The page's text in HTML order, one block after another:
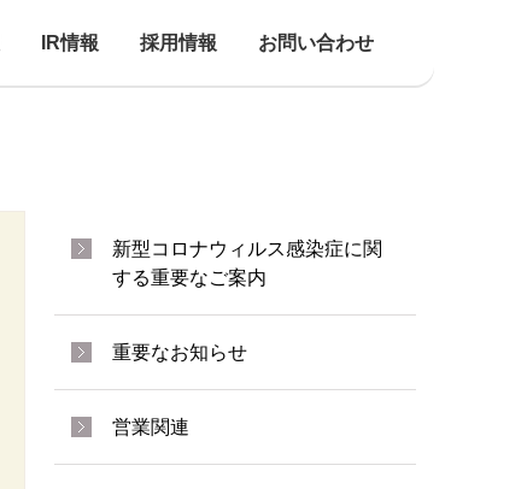
IR情報 採用情報 お問い合わせ
新型コロナウィルス感染症に関
する重要なご案内
重要なお知らせ
営業関連